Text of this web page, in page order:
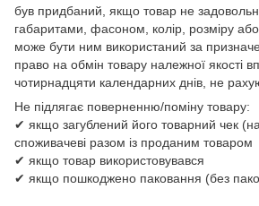
був придбаний, якщо товар не
габаритами, фасоном, колір, розміру
може бути ним використаний за
право на обмін товару належної якості
чотирнадцяти календарних днів, не
Не підлягає поверненню/поміну товару:
✔ якщо загублений його товарний чек
споживачеві разом із проданим товаром
✔ якщо товар використовувався
✔ якщо пошкоджено паковання (без